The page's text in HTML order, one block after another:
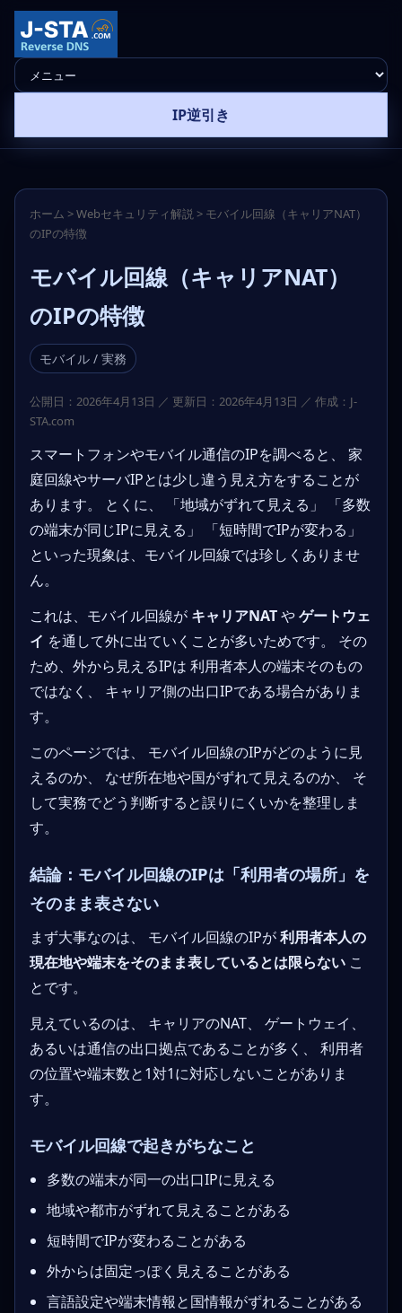
IP逆引き
ホーム >Webセキュリティ解説> モバイル回線（キャリアNAT）
のIPの特徴
モバイル回線（キャリアNAT）
のIPの特徴
モバイル / 実務
公開日：2026年4月13日 ／ 更新日：2026年4月13日 ／ 作成：J-
STA.com
スマートフォンやモバイル通信のIPを調べると、 家
庭回線やサーバIPとは少し違う見え方をすることが
あります。 とくに、 「地域がずれて見える」 「多数
の端末が同じIPに見える」 「短時間でIPが変わる」
といった現象は、モバイル回線では珍しくありませ
ん。
これは、モバイル回線が キャリアNATやゲートウェ
イ を通して外に出ていくことが多いためです。 その
ため、外から見えるIPは 利用者本人の端末そのもの
ではなく、 キャリア側の出口IPである場合がありま
す。
このページでは、 モバイル回線のIPがどのように見
えるのか、 なぜ所在地や国がずれて見えるのか、 そ
して実務でどう判断すると誤りにくいかを整理しま
す。
結論：モバイル回線のIPは「利用者の場所」を
そのまま表さない
まず大事なのは、 モバイル回線のIPが利用者本人の
現在地や端末をそのまま表しているとは限らない こ
とです。
見えているのは、 キャリアのNAT、 ゲートウェイ、
あるいは通信の出口拠点であることが多く、 利用者
の位置や端末数と1対1に対応しないことがありま
す。
モバイル回線で起きがちなこと
多数の端末が同一の出口IPに見える
地域や都市がずれて見えることがある
短時間でIPが変わることがある
外からは固定っぽく見えることがある
言語設定や端末情報と国情報がずれることがある